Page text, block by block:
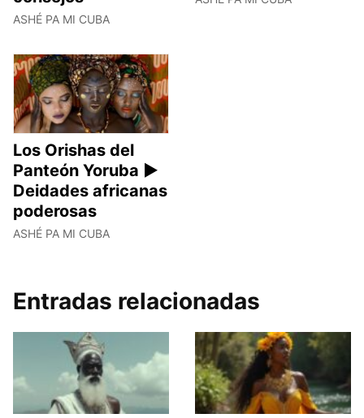
ASHÉ PA MI CUBA
Los Orishas del
Panteón Yoruba ►
Deidades africanas
poderosas
ASHÉ PA MI CUBA
Entradas relacionadas